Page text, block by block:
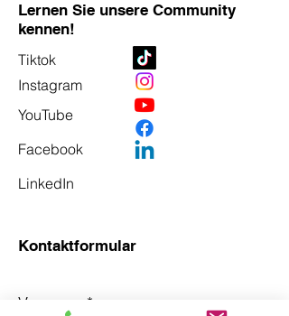
Lernen Sie unsere Community
kennen!
Tiktok
Instagram
YouTube
Facebook
LinkedIn
Kontaktformular
Vorname *